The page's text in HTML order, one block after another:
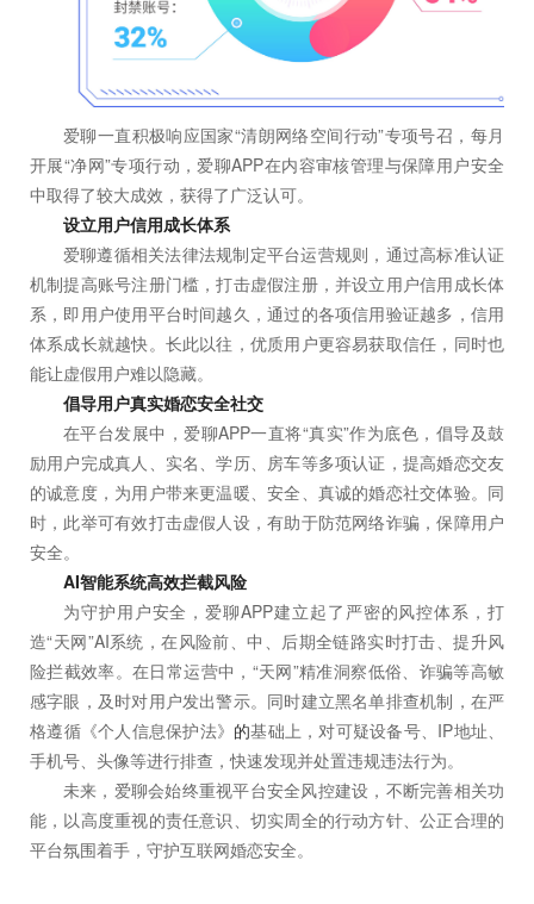
爱聊一直积极响应国家“清朗网络空间行动”专项号召，每月
开展“净网”专项行动，爱聊APP在内容审核管理与保障用户安全
中取得了较大成效，获得了广泛认可。
设立用户信用成长体系
爱聊遵循相关法律法规制定平台运营规则，通过高标准认证
机制提高账号注册门槛，打击虚假注册，并设立用户信用成长体
系，即用户使用平台时间越久，通过的各项信用验证越多，信用
体系成长就越快。长此以往，优质用户更容易获取信任，同时也
能让虚假用户难以隐藏。
倡导用户真实婚恋安全社交
在平台发展中，爱聊APP一直将“真实”作为底色，倡导及鼓
励用户完成真人、实名、学历、房车等多项认证，提高婚恋交友
的诚意度，为用户带来更温暖、安全、真诚的婚恋社交体验。同
时，此举可有效打击虚假人设，有助于防范网络诈骗，保障用户
安全。
AI智能系统高效拦截风险
为守护用户安全，爱聊APP建立起了严密的风控体系，打
造“天网”AI系统，在风险前、中、后期全链路实时打击、提升风
险拦截效率。在日常运营中，“天网”精准洞察低俗、诈骗等高敏
感字眼，及时对用户发出警示。同时建立黑名单排查机制，在严
格遵循《个人信息保护法》 的基础上，对可疑设备号、IP地址、
手机号、头像等进行排查，快速发现并处置违规违法行为。
未来，爱聊会始终重视平台安全风控建设，不断完善相关功
能，以高度重视的责任意识、切实周全的行动方针、公正合理的
平台氛围着手，守护互联网婚恋安全。